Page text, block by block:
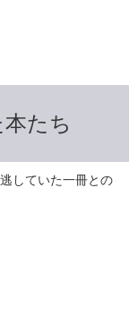
たち
していた一冊との